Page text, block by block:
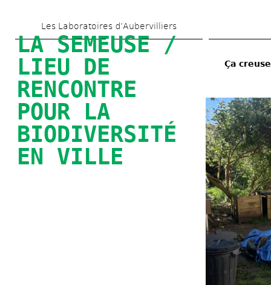
au
contenu
principal
Les Laboratoires d’Aubervilliers
LA SEMEUSE /
LIEU DE
RENCONTRE
POUR LA
BIODIVERSITÉ
EN VILLE
Ça